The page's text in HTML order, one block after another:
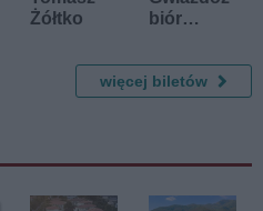
Żółtko
biór
czyli
Największ
e przeboje
więcej biletów